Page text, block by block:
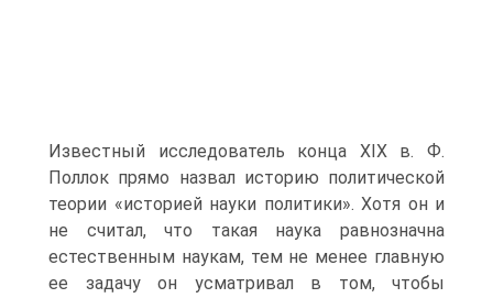
Известный исследователь конца XIX в. Ф.
Поллок прямо назвал историю политической
теории «историей науки политики». Хотя он и
не считал, что такая наука равнозначна
естественным наукам, тем не менее главную
ее задачу он усматривал в том, чтобы